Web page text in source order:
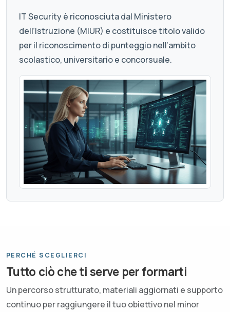
IT Security è riconosciuta dal Ministero
dell’Istruzione (MIUR) e costituisce titolo valido
per il riconoscimento di punteggio nell’ambito
scolastico, universitario e concorsuale.
PERCHÉ SCEGLIERCI
Tutto ciò che ti serve per formarti
Un percorso strutturato, materiali aggiornati e supporto
continuo per raggiungere il tuo obiettivo nel minor